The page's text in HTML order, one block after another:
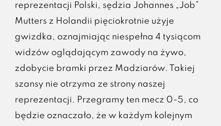
reprezentacji Polski, sędzia Johannes „Job”
Mutters z Holandii pięciokrotnie użyje
gwizdka, oznajmiając niespełna 4 tysiącom
widzów oglądającym zawody na żywo,
zdobycie bramki przez Madziarów. Takiej
szansy nie otrzyma ze strony naszej
reprezentacji. Przegramy ten mecz 0-5, co
będzie oznaczało, że w każdym kolejnym